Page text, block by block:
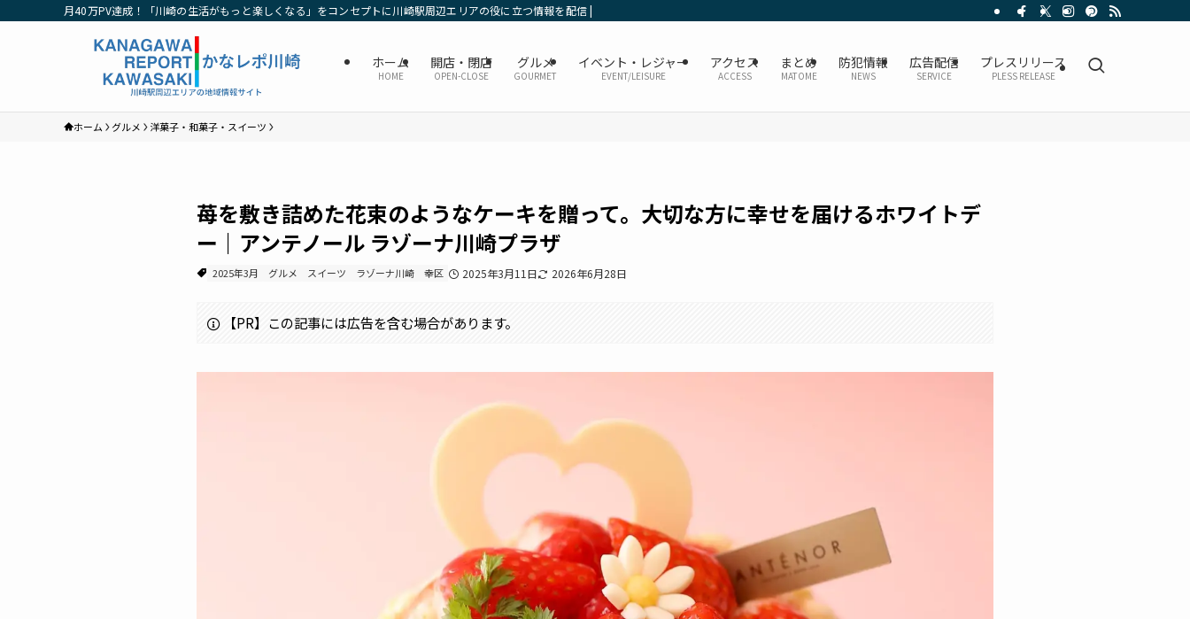
月40万PV達成！「川崎の生活がもっと楽しくなる」をコンセプトに川崎駅周辺エリアの役に立つ情報を配信 | かなレポ川崎
ホーム
HOME
開店・閉店
OPEN-CLOSE
グルメ
GOURMET
イベント・レジャー
EVENT/LEISURE
アクセス
ACCESS
まとめ
MATOME
防犯情報
NEWS
広告配信
SERVICE
プレスリリース
PLESS RELEASE
ホーム グルメ 洋菓子・和菓子・スイーツ
苺を敷き詰めた花束のようなケーキを贈って。大切な方に幸せを届けるホワイトデ
ー｜アンテノール ラゾーナ川崎プラザ
2025年3月 グルメ スイーツ ラゾーナ川崎 幸区 2025年3月11日 2026年6月28日
【PR】この記事には広告を含む場合があります。